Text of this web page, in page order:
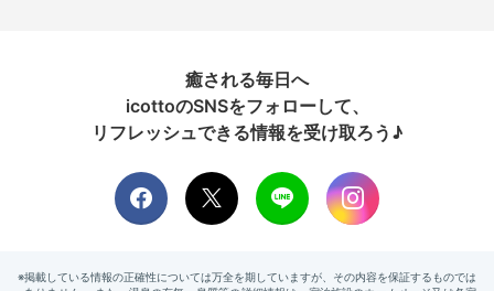
癒される毎日へ
icottoのSNSをフォローして、
リフレッシュできる情報を受け取ろう♪